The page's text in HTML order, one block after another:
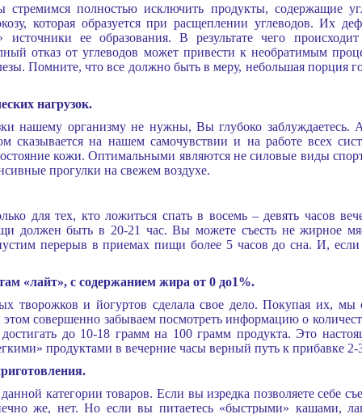
стремимся полностью исключить продукты, содержащие
которая образуется при расщеплении углеводов. Их
источники ее образования. В результате чего
отказ от углеводов может привести к необратимым
Помните, что все должно быть в меру, небольшая порция
нагрузок.
нашему организму не нужны, Вы глубоко заблуждаетесь.
сказывается на нашем самочувствии и на работе всех
кожи. Оптимальными являются не силовые виды
прогулки на свежем воздухе.
для тех, кто ложиться спать в восемь – девять часов
должен быть в 20-21 час. Вы можете съесть не жирное
перерыв в приемах пищи более 5 часов до сна. И,
«лайт», с содержанием жира от 0 до1%.
творожков и йогуртов сделала свое дело. Покупая их, мы
совершенно забываем посмотреть информацию о
до 10-18 грамм на 100 грамм продукта. Это
продуктами в вечерние часы верный путь к прибавке 2-
категории товаров. Если вы изредка позволяете себе
же, нет. Но если вы питаетесь «быстрыми» кашами,